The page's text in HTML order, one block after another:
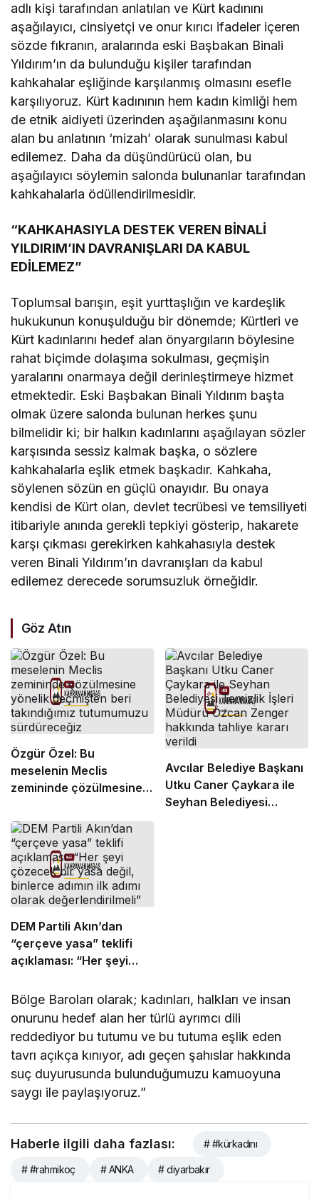
adlı kişi tarafından anlatılan ve Kürt kadınını
aşağılayıcı, cinsiyetçi ve onur kırıcı ifadeler içeren
sözde fıkranın, aralarında eski Başbakan Binali
Yıldırım’ın da bulunduğu kişiler tarafından
kahkahalar eşliğinde karşılanmış olmasını esefle
karşılıyoruz. Kürt kadınının hem kadın kimliği hem
de etnik aidiyeti üzerinden aşağılanmasını konu
alan bu anlatının ‘mizah’ olarak sunulması kabul
edilemez. Daha da düşündürücü olan, bu
aşağılayıcı söylemin salonda bulunanlar tarafından
kahkahalarla ödüllendirilmesidir.
“KAHKAHASIYLA DESTEK VEREN BİNALİ
YILDIRIM’IN DAVRANIŞLARI DA KABUL
EDİLEMEZ”
Toplumsal barışın, eşit yurttaşlığın ve kardeşlik
hukukunun konuşulduğu bir dönemde; Kürtleri ve
Kürt kadınlarını hedef alan önyargıların böylesine
rahat biçimde dolaşıma sokulması, geçmişin
yaralarını onarmaya değil derinleştirmeye hizmet
etmektedir. Eski Başbakan Binali Yıldırım başta
olmak üzere salonda bulunan herkes şunu
bilmelidir ki; bir halkın kadınlarını aşağılayan sözler
karşısında sessiz kalmak başka, o sözlere
kahkahalarla eşlik etmek başkadır. Kahkaha,
söylenen sözün en güçlü onayıdır. Bu onaya
kendisi de Kürt olan, devlet tecrübesi ve temsiliyeti
itibariyle anında gerekli tepkiyi gösterip, hakarete
karşı çıkması gerekirken kahkahasıyla destek
veren Binali Yıldırım’ın davranışları da kabul
edilemez derecede sorumsuzluk örneğidir.
Göz Atın
Özgür Özel: Bu
meselenin Meclis
zemininde çözülmesine
takındığımız tutumumuzu
sürdüreceğiz
Avcılar Belediye Başkanı
Utku Caner Çaykara ile
Seyhan Belediyesi
DEM Partili Akın’dan
“çerçeve yasa” teklifi
açıklaması: “Her şeyi
binlerce adımın ilk adımı
olarak değerlendirilmeli”
Bölge Baroları olarak; kadınları, halkları ve insan
onurunu hedef alan her türlü ayrımcı dili
reddediyor bu tutumu ve bu tutuma eşlik eden
tavrı açıkça kınıyor, adı geçen şahıslar hakkında
suç duyurusunda bulunduğumuzu kamuoyuna
saygı ile paylaşıyoruz.”
Haberle ilgili daha fazlası: # #kürkadını
# #rahmikoç # ANKA # diyarbakır